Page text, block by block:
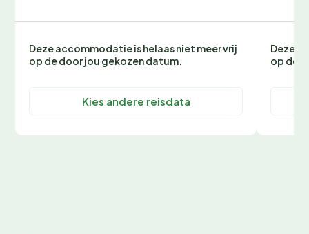
Deze accommodatie is helaas niet meer vrij
op de door jou gekozen datum.
Kies andere reisdata
Deze
op de